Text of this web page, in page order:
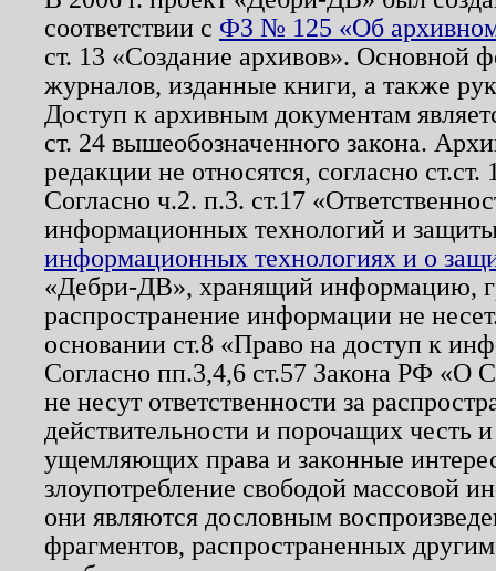
соответствии с ФЗ № 125 «Об
ст. 13 «Создание архивов». Основной
журналов, изданные книги, а также
Доступ к архивным документам
ст. 24 вышеобозначенного закона.
редакции не относятся, согласно
Согласно ч.2. п.3. ст.17
информационных технологий и
информационных технологиях и о
«Дебри-ДВ», хранящий информацию,
распространение информации не
основании ст.8 «Право на доступ к
Согласно пп.3,4,6 ст.57 Закона РФ «О
не несут ответственности за
действительности и порочащих честь
ущемляющих права и законные
злоупотребление свободой массовой
они являются дословным
фрагментов, распространенных